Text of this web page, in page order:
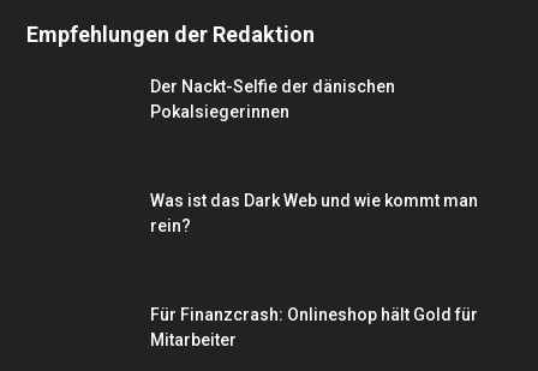
Empfehlungen der Redaktion
Der Nackt-Selfie der dänischen
Pokalsiegerinnen
Was ist das Dark Web und wie kommt man
rein?
Für Finanzcrash: Onlineshop hält Gold für
Mitarbeiter